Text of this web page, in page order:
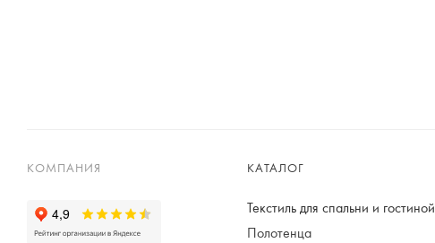
КОМПАНИЯ КАТАЛОГ
Текстиль для спальни и гостиной
Полотенца